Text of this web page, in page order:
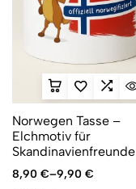
Norwegen Tasse –
Elchmotiv für
Skandinavienfreunde
8,90 €–9,90 €